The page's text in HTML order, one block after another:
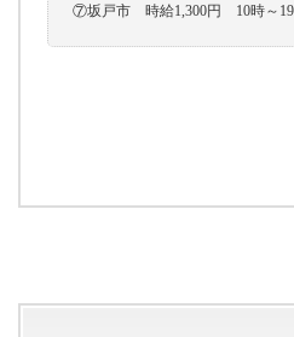
⑦坂戸市 時給1,300円 10時～